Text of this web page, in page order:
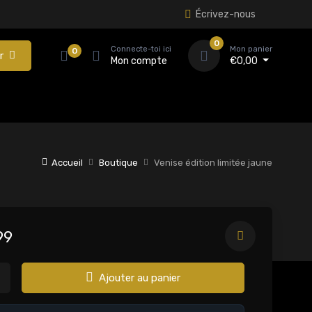
Écrivez-nous
0 Connecte-toi ici
Mon compte
0
Mon panier
€0,00
Accueil Boutique Venise édition limitée jaune
Ajouter au panier